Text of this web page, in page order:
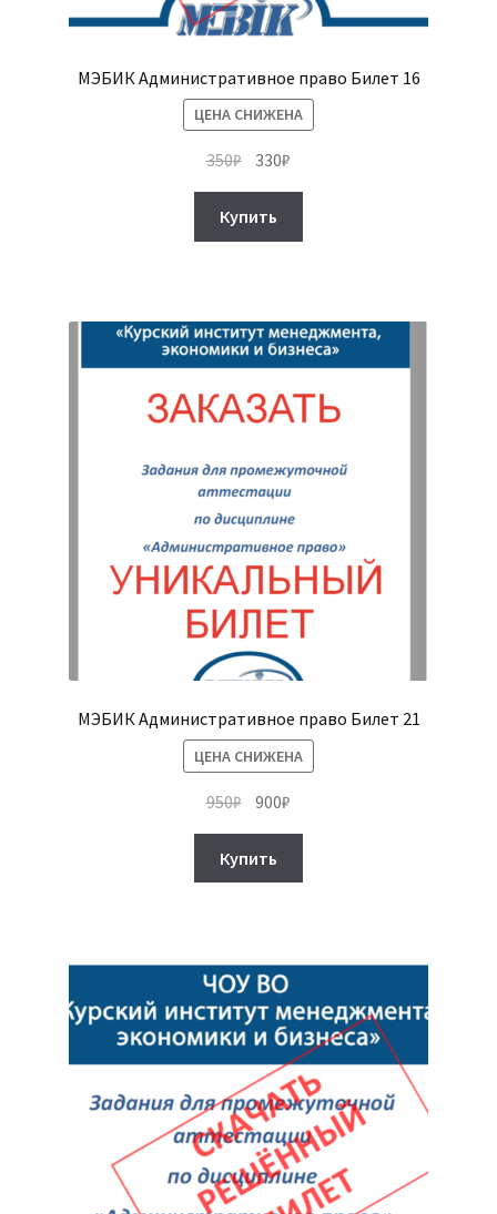
МЭБИК Административное право Билет 16
ЦЕНА СНИЖЕНА
350₽ Первоначальная
цена
составляла
350₽.
330₽
цена:
Купить
МЭБИК Административное право Билет 21
ЦЕНА СНИЖЕНА
950₽ Первоначальная
составляла
950₽.
900₽
Купить